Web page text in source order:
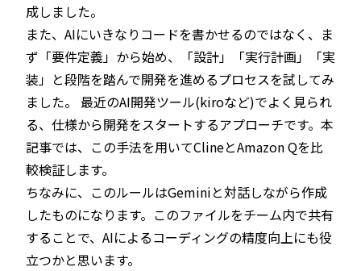
成しました。
また、AIにいきなりコードを書かせるのではなく、ま
ず「要件定義」から始め、「設計」「実行計画」「実
装」と段階を踏んで開発を進めるプロセスを試してみ
ました。 最近のAI開発ツール(kiroなど)でよく見られ
る、仕様から開発をスタートするアプローチです。本
記事では、この手法を用いてClineとAmazon Qを比
較検証します。
ちなみに、このルールはGeminiと対話しながら作成
したものになります。このファイルをチーム内で共有
することで、AIによるコーディングの精度向上にも役
立つかと思います。